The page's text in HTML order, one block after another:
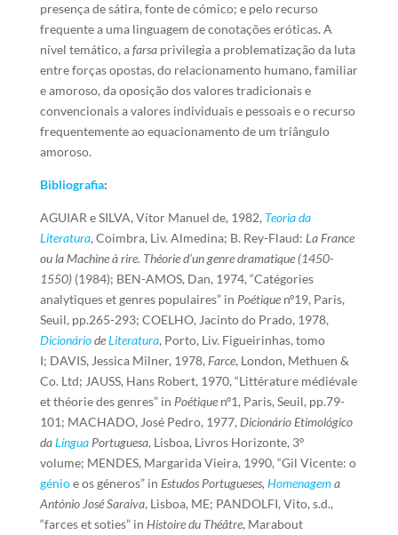
presença de sátira, fonte de cómico; e pelo recurso
frequente a uma linguagem de conotações eróticas. A
nível temático, afarsaprivilegia a problematização da luta
entre forças opostas, do relacionamento humano, familiar
e amoroso, da oposição dos valores tradicionais e
convencionais a valores individuais e pessoais e o recurso
frequentemente ao equacionamento de um triângulo
amoroso.
Bibliografia:
AGUIAR e SILVA, Vítor Manuel de, 1982, Teoria da
Literatura, Coimbra, Liv. Almedina; B. Rey-Flaud: La France
ou la Machine à rire. Théorie d’un genre dramatique (1450-
1550) (1984); BEN-AMOS, Dan, 1974, “Catégories
analytiques et genres populaires” in Poétiquenº19, Paris,
Seuil, pp.265-293; COELHO, Jacinto do Prado, 1978,
DicionáriodeLiteratura, Porto, Liv. Figueirinhas, tomo
I; DAVIS, Jessica Milner, 1978, Farce, London, Methuen &
Co. Ltd; JAUSS, Hans Robert, 1970, “Littérature médiévale
et théorie des genres” in Poétiquenº1, Paris, Seuil, pp.79-
101; MACHADO, José Pedro, 1977, Dicionário Etimológico
daLínguaPortuguesa, Lisboa, Livros Horizonte, 3º
volume; MENDES, Margarida Vieira, 1990, “Gil Vicente: o
génioe os géneros” in Estudos Portugueses, Homenagema
António José Saraiva, Lisboa, ME; PANDOLFI, Vito, s.d.,
“farces et soties” in Histoire du Théâtre, Marabout